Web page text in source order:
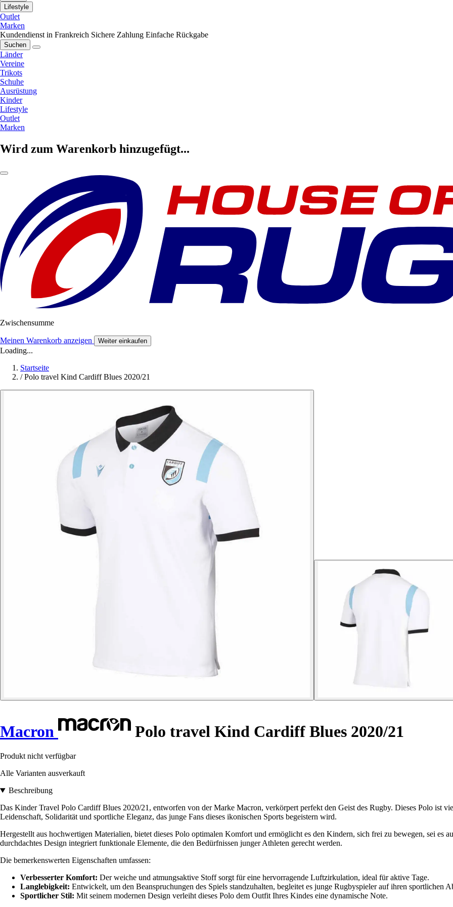
Lifestyle
Outlet
Marken
Kundendienst in Frankreich Sichere Zahlung Einfache Rückgabe
Suchen
Länder
Vereine
Trikots
Schuhe
Ausrüstung
Kinder
Lifestyle
Outlet
Marken
Wird zum Warenkorb hinzugefügt...
Zwischensumme
Meinen Warenkorb anzeigen Weiter einkaufen
Loading...
Startseite
/ Polo travel Kind Cardiff Blues 2020/21
Macron Polo travel Kind Cardiff Blues 2020/21
Produkt nicht verfügbar
Alle Varianten ausverkauft
Beschreibung
Das Kinder Travel Polo Cardiff Blues 2020/21, entworfen von der Marke Macron, verkörpert perfekt den Geist des Rugby. Dieses Polo ist
Leidenschaft, Solidarität und sportliche Eleganz, das junge Fans dieses ikonischen Sports begeistern wird.
Hergestellt aus hochwertigen Materialien, bietet dieses Polo optimalen Komfort und ermöglicht es den Kindern, sich frei zu bewegen, sei es
durchdachtes Design integriert funktionale Elemente, die den Bedürfnissen junger Athleten gerecht werden.
Die bemerkenswerten Eigenschaften umfassen:
Verbesserter Komfort: Der weiche und atmungsaktive Stoff sorgt für eine hervorragende Luftzirkulation, ideal für aktive Tage.
Langlebigkeit: Entwickelt, um den Beanspruchungen des Spiels standzuhalten, begleitet es junge Rugbyspieler auf ihren sportlichen
Sportlicher Stil: Mit seinem modernen Design verleiht dieses Polo dem Outfit Ihres Kindes eine dynamische Note.